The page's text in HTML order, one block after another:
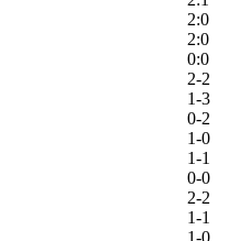
2:0
2:0
0:0
2-2
1-3
0-2
1-0
1-1
0-0
2-2
1-1